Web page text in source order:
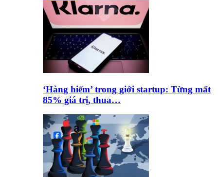
‘Hàng hiếm’ trong giới startup: Từng mất
85% giá trị, thua…